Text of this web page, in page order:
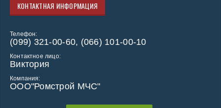
КОНТАКТНАЯ ИНФОРМАЦИЯ
Телефон:
(099) 321-00-60, (066) 101-00-10
Контактное лицо:
Виктория
Компания:
ООО"Ромстрой МЧС"